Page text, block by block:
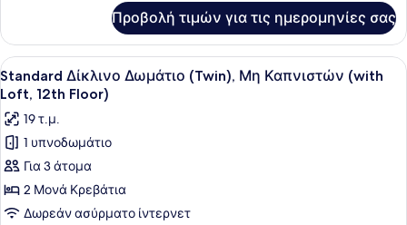
(with
Loft,
12th
Floor)
Δίκλινο
Δωμάτιο
(Double),
Μη
Καπνιστών
(with
Loft,
12th
Floor)
Προβολή τιμών για τις ημερομηνίες σας
Προβολή
όλων
των
φωτογραφιών
για
Standard
Δίκλινο
Δωμάτιο
Ένα δωμάτιο ξενοδοχείου με δύο
4
Standard Δίκλινο Δωμάτιο (Twin), Μη Καπνιστών (with
Loft, 12th Floor)
19 τ.μ.
1 υπνοδωμάτιο
Για 3 άτομα
2 Μονά Κρεβάτια
Δωρεάν ασύρματο ίντερνετ